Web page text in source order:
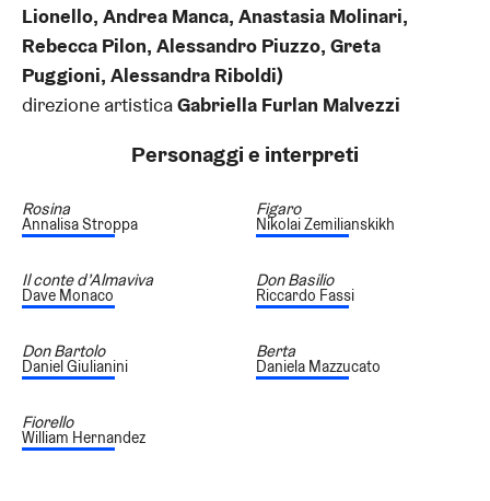
Lionello, Andrea Manca, Anastasia Molinari,
Rebecca Pilon, Alessandro Piuzzo, Greta
Puggioni, Alessandra Riboldi)
direzione artisticaGabriella Furlan Malvezzi
Personaggi e interpreti
Rosina
Annalisa Stroppa
Figaro
Nikolai Zemilianskikh
Il conte d’Almaviva
Dave Monaco
Don Basilio
Riccardo Fassi
Don Bartolo
Daniel Giulianini
Berta
Daniela Mazzucato
Fiorello
William Hernandez